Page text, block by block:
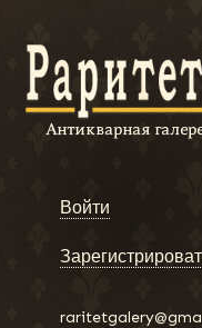
Войти